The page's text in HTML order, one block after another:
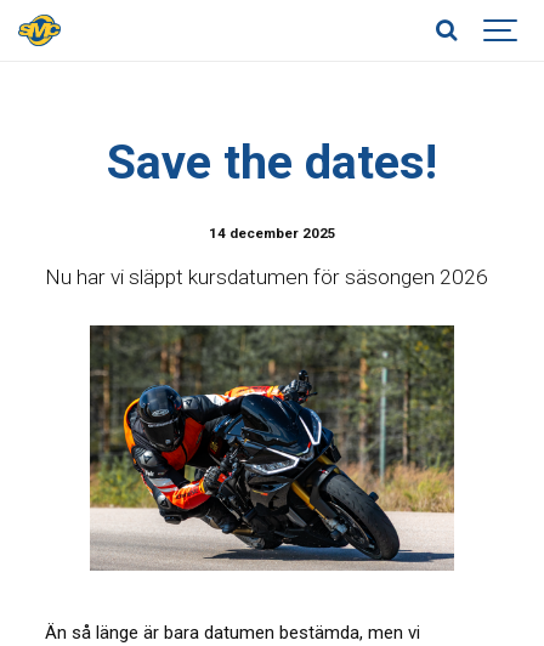
Save the dates!
14 december 2025
Nu har vi släppt kursdatumen för säsongen 2026
Än så länge är bara datumen bestämda, men vi